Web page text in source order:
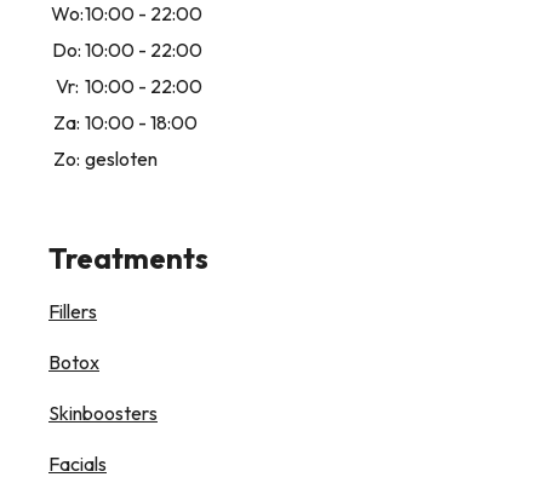
Wo:10:00 - 22:00
Do: 10:00 - 22:00
Vr: 10:00 - 22:00
Za: 10:00 - 18:00
Zo: gesloten
Treatments
Fillers
Botox
Skinboosters
Facials